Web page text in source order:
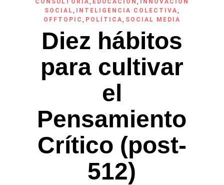
CONSULTORÍA, EDUCACIÓN ,
INNOVACIÓN
SOCIAL, INTELIGENCIA COLECTIVA,
OFFTOPIC , POLÍTICA, SOCIAL MEDIA
Diez hábitos
para cultivar
el
Pensamiento
Crítico (post-
512)